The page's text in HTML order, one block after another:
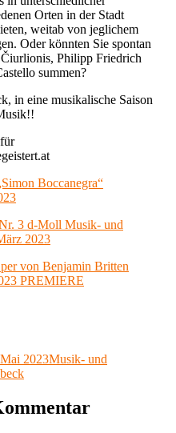
Orten in der Stadt
weitab von jeglichem
Oder könnten Sie spontan
Philipp Friedrich
summen?
in eine musikalische Saison
Boccanegra“
3 d-Moll Musik- und
2023
von Benjamin Britten
PREMIERE
2023Kategorien
Musik- und